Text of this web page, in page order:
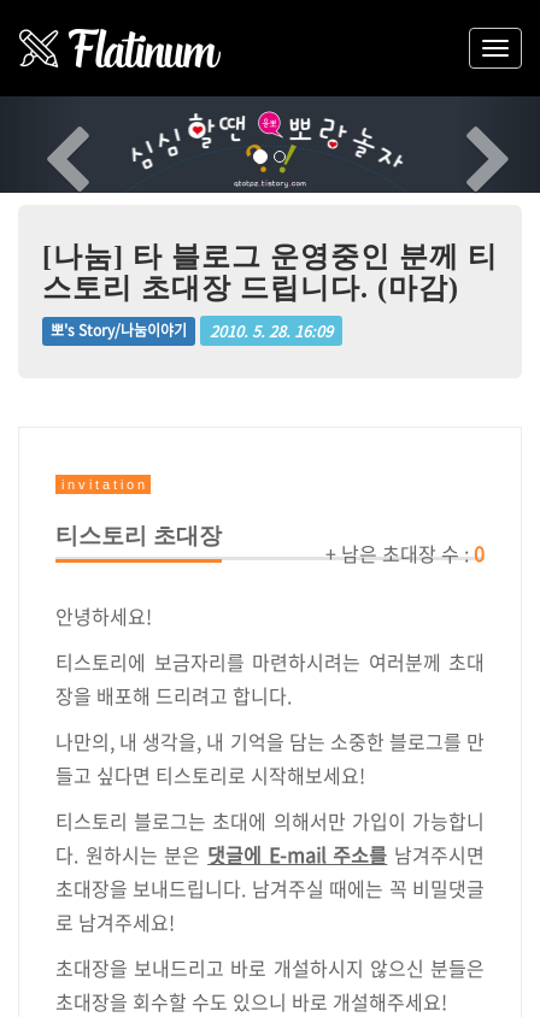
[나눔] 타 블로그 운영중인 분께 티
스토리 초대장 드립니다. (마감)
뽀's Story/나눔이야기 2010. 5. 28. 16:09
i n v i t a t i o n
티스토리 초대장
+ 남은 초대장 수 :0
안녕하세요!
티스토리에 보금자리를 마련하시려는 여러분께 초대
장을 배포해 드리려고 합니다.
나만의, 내 생각을, 내 기억을 담는 소중한 블로그를 만
들고 싶다면 티스토리로 시작해보세요!
티스토리 블로그는 초대에 의해서만 가입이 가능합니
다. 원하시는 분은 댓글에 E-mail 주소를 남겨주시면
초대장을 보내드립니다. 남겨주실 때에는 꼭 비밀댓글
로 남겨주세요!
초대장을 보내드리고 바로 개설하시지 않으신 분들은
초대장을 회수할 수도 있으니 바로 개설해주세요!